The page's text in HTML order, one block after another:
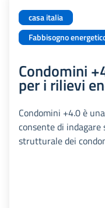
casa italia
Fabbisogno
Condomini
per i rilievi
Condomini +4.0 è
consente di
strutturale dei